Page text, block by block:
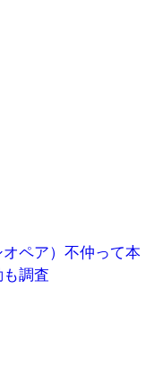
ペア）不仲って本
調査